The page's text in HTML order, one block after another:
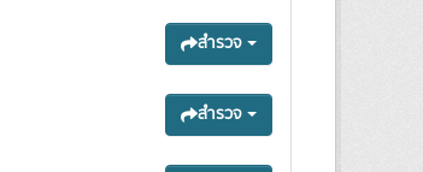
สำรวจ
สำรวจ